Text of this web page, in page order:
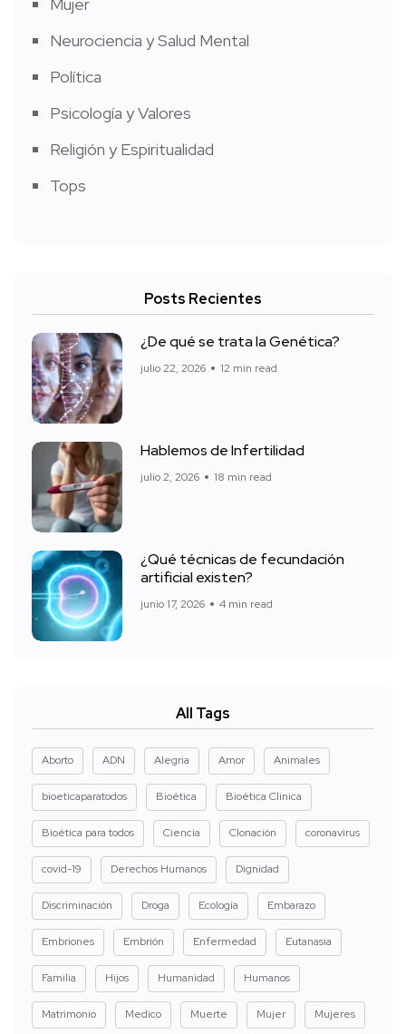
Mujer
Neurociencia y Salud Mental
Política
Psicología y Valores
Religión y Espiritualidad
Tops
Posts Recientes
¿De qué se trata la Genética?
julio 22, 2026 12 min read
Hablemos de Infertilidad
julio 2, 2026 18 min read
¿Qué técnicas de fecundación
artificial existen?
junio 17, 2026 4 min read
All Tags
Aborto ADN Alegria Amor Animales
bioeticaparatodos Bioética Bioética Clinica
Bioética para todos Ciencia Clonación coronavirus
covid-19 Derechos Humanos Dignidad
Discriminación Droga Ecología Embarazo
Embriones Embrión Enfermedad Eutanasia
Familia Hijos Humanidad Humanos
Matrimonio Medico Muerte Mujer Mujeres